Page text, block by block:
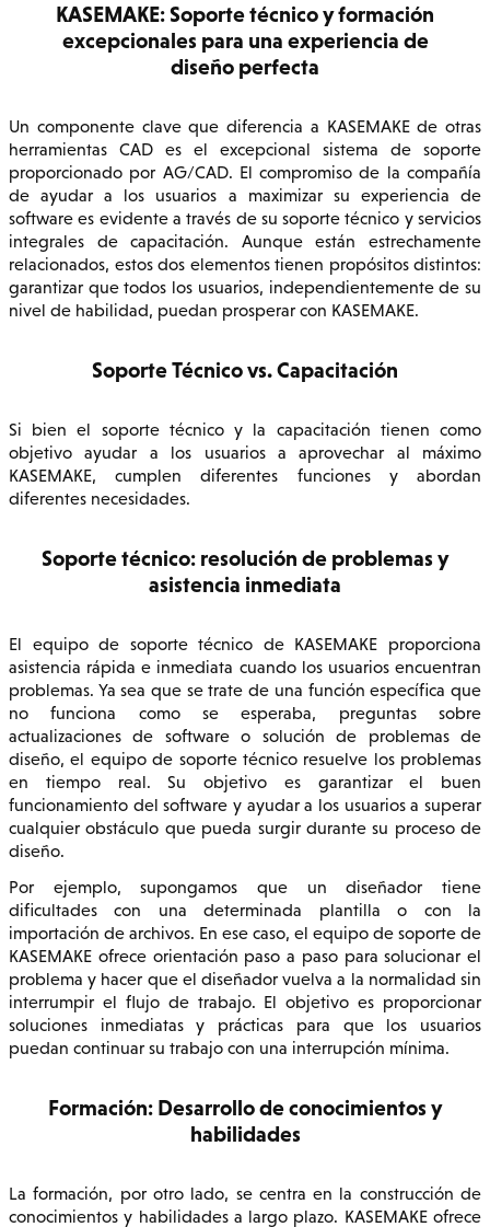
KASEMAKE: Soporte técnico y formación
excepcionales para una experiencia de
diseño perfecta
Un componente clave que diferencia a KASEMAKE de otras
herramientas CAD es el excepcional sistema de soporte
proporcionado por AG/CAD. El compromiso de la compañía
de ayudar a los usuarios a maximizar su experiencia de
software es evidente a través de su soporte técnico y servicios
integrales de capacitación. Aunque están estrechamente
relacionados, estos dos elementos tienen propósitos distintos:
garantizar que todos los usuarios, independientemente de su
nivel de habilidad, puedan prosperar con KASEMAKE.
Soporte Técnico vs. Capacitación
Si bien el soporte técnico y la capacitación tienen como
objetivo ayudar a los usuarios a aprovechar al máximo
KASEMAKE, cumplen diferentes funciones y abordan
diferentes necesidades.
Soporte técnico: resolución de problemas y
asistencia inmediata
El equipo de soporte técnico de KASEMAKE proporciona
asistencia rápida e inmediata cuando los usuarios encuentran
problemas. Ya sea que se trate de una función específica que
no funciona como se esperaba, preguntas sobre
actualizaciones de software o solución de problemas de
diseño, el equipo de soporte técnico resuelve los problemas
en tiempo real. Su objetivo es garantizar el buen
funcionamiento del software y ayudar a los usuarios a superar
cualquier obstáculo que pueda surgir durante su proceso de
diseño.
Por ejemplo, supongamos que un diseñador tiene
dificultades con una determinada plantilla o con la
importación de archivos. En ese caso, el equipo de soporte de
KASEMAKE ofrece orientación paso a paso para solucionar el
problema y hacer que el diseñador vuelva a la normalidad sin
interrumpir el flujo de trabajo. El objetivo es proporcionar
soluciones inmediatas y prácticas para que los usuarios
puedan continuar su trabajo con una interrupción mínima.
Formación: Desarrollo de conocimientos y
habilidades
La formación, por otro lado, se centra en la construcción de
conocimientos y habilidades a largo plazo. KASEMAKE ofrece